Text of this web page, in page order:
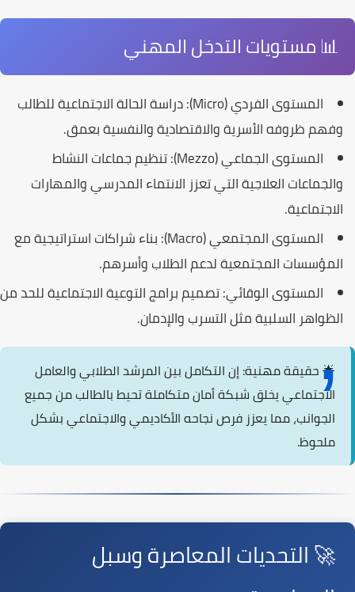
📊 مستويات التدخل المهني
المستوى الفردي (Micro):
دراسة الحالة الاجتماعية للطالب
وفهم ظروفه الأسرية والاقتصادية والنفسية بعمق.
المستوى الجماعي (Mezzo):
تنظيم جماعات النشاط
والجماعات العلاجية التي تعزز الانتماء المدرسي والمهارات
الاجتماعية.
المستوى المجتمعي (Macro):
بناء شراكات استراتيجية مع
المؤسسات المجتمعية لدعم الطلاب وأسرهم.
المستوى الوقائي:تصميم برامج التوعية الاجتماعية للحد من
الظواهر السلبية مثل التسرب والإدمان.
🌟 حقيقة مهنية:إن التكامل بين المرشد الطلابي والعامل
الاجتماعي يخلق شبكة أمان متكاملة تحيط بالطالب من جميع
الجوانب، مما يعزز فرص نجاحه الأكاديمي والاجتماعي بشكل
ملحوظ.
🚀 التحديات المعاصرة وسبل